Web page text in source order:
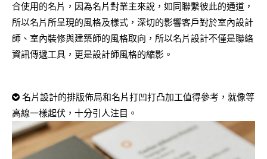
合使用的名片，因為名片對業主來說，如同聯繫彼此的通道，
所以名片所呈現的風格及樣式，深切的影響客戶對於室內設計
師、室內裝修與建築師的風格取向，所以名片設計不僅是聯絡
資訊傳遞工具，更是設計師風格的縮影。
名片設計的排版佈局和名片打凹打凸加工值得參考，就像等
高線一樣起伏，十分引人注目。